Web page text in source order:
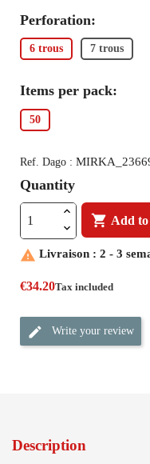
Perforation:
6 trous 7 trous
Items per pack:
50
Ref. Dago :
Quantity
 Add
 Livraison : 2 - 3
€34.20Tax included
Write your review
Description